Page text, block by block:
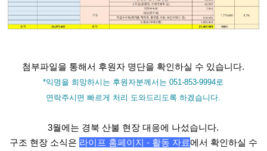
첨부파일을 통해서 후원자 명단을 확인하실 수 있습니다.
*익명을 희망하시는 후원자분께서는 051-853-9994로
연락주시면 빠르게 처리 도와드리도록 하겠습니다.
3월에는 경북 산불 현장 대응에 나섰습니다.
구조 현장 소식은 라이프 홈페이지 -활동 자료에서 확인하실 수